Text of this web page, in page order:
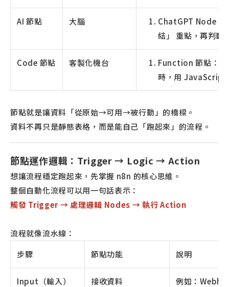
AI 節點 大腦
ChatGPT Node：
結」 重點，再判斷
Code 節點 客製化機台
Function 節點：
時，用 JavaScript
節點就是讓資料「從原始→可用→被行動」的橋樑。
資料不再只是靜態表格，而是能自己「跑起來」的流程。
節點運作邏輯：Trigger → Logic → Action
想讓流程穩定跑起來，先掌握 n8n 的核心思維。
整個自動化流程可以用一句話表示：
觸發 Trigger → 處理邏輯 Nodes → 執行 Action
流程就像流水線：
步驟
節點功能 說明
Input（輸入） 接收資料 例如：